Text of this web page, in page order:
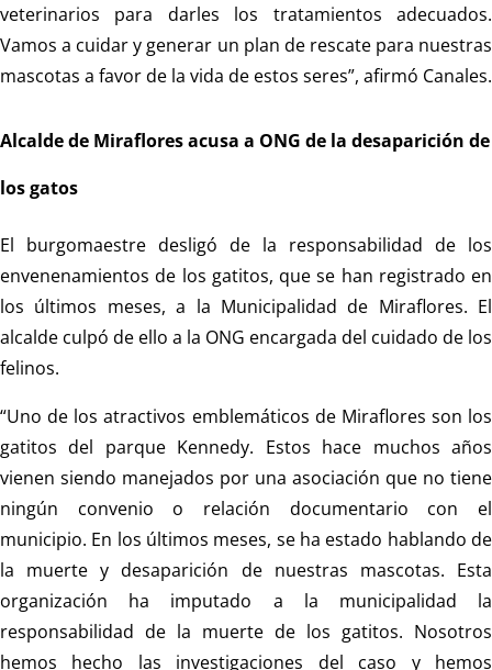
veterinarios para darles los tratamientos adecuados.
Vamos a cuidar y generar un plan de rescate para nuestras
mascotas a favor de la vida de estos seres”, afirmó Canales.
Alcalde de Miraflores acusa a ONG de la desaparición de
los gatos
El burgomaestre desligó de la responsabilidad de los
envenenamientos de los gatitos, que se han registrado en
los últimos meses, a la Municipalidad de Miraflores. El
alcalde culpó de ello a la ONG encargada del cuidado de los
felinos.
“Uno de los atractivos emblemáticos de Miraflores son los
gatitos del parque Kennedy. Estos hace muchos años
vienen siendo manejados por una asociación que no tiene
ningún convenio o relación documentario con el
municipio. En los últimos meses, se ha estado hablando de
la muerte y desaparición de nuestras mascotas. Esta
organización ha imputado a la municipalidad la
responsabilidad de la muerte de los gatitos. Nosotros
hemos hecho las investigaciones del caso y hemos